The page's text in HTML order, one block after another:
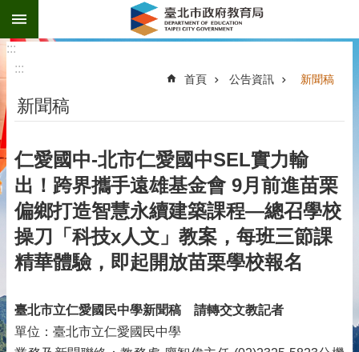
跳到主要內容區塊
:::
:::
首頁 公告資訊 新聞稿
新聞稿
仁愛國中-北市仁愛國中SEL實力輸
出！跨界攜手遠雄基金會 9月前進苗栗
偏鄉打造智慧永續建築課程—總召學校
操刀「科技x人文」教案，每班三節課
精華體驗，即起開放苗栗學校報名
臺北市立仁愛國民中學新聞稿
請轉交文教記者
單位：臺北市立仁愛國民中學